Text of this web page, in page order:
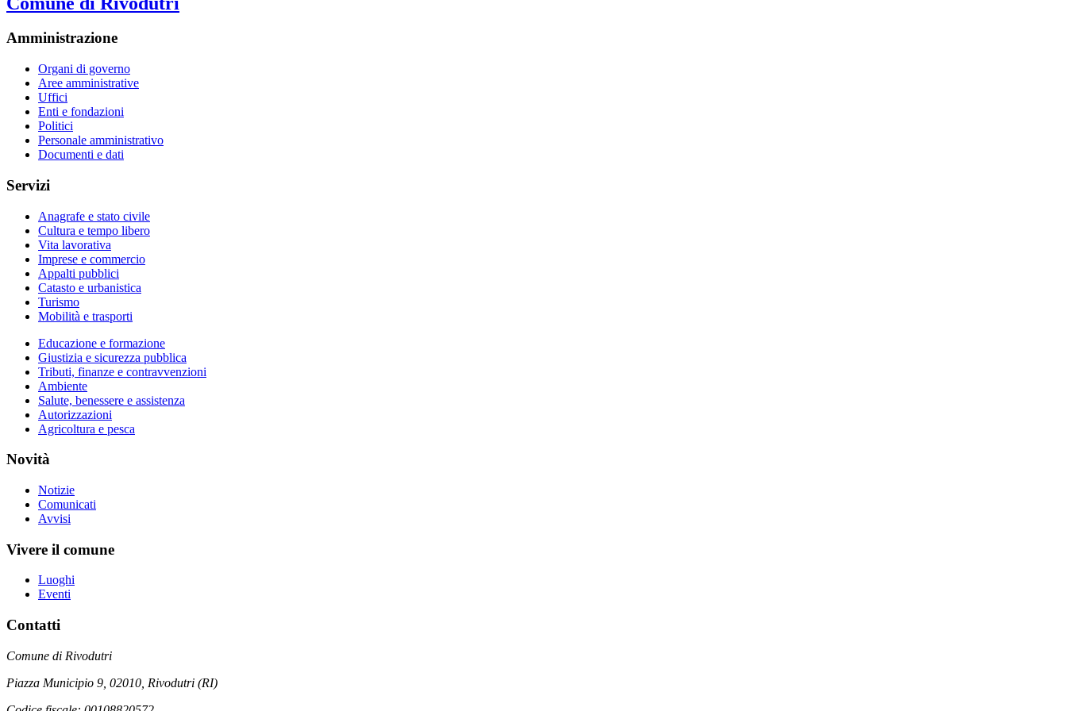
Amministrazione
Organi di governo
Aree amministrative
Uffici
Enti e fondazioni
Politici
Personale amministrativo
Documenti e dati
Servizi
Anagrafe e stato civile
Cultura e tempo libero
Vita lavorativa
Imprese e commercio
Appalti pubblici
Catasto e urbanistica
Turismo
Mobilità e trasporti
Educazione e formazione
Giustizia e sicurezza pubblica
Tributi, finanze e contravvenzioni
Ambiente
Salute, benessere e assistenza
Autorizzazioni
Agricoltura e pesca
Novità
Notizie
Comunicati
Avvisi
Vivere il comune
Luoghi
Eventi
Contatti
Comune di Rivodutri
Piazza Municipio 9, 02010, Rivodutri (RI)